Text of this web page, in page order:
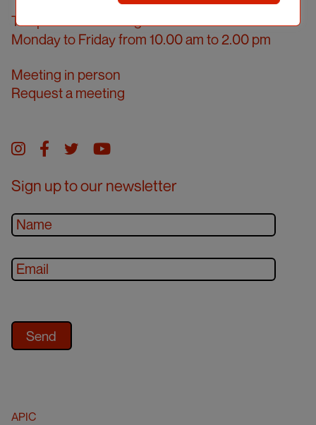
Telephone answering hours
Monday to Friday from 10.00 am to 2.00 pm
Meeting in person
Request a meeting
Instagram
facebook
twitteryoutube
Sign up to our newsletter
APIC